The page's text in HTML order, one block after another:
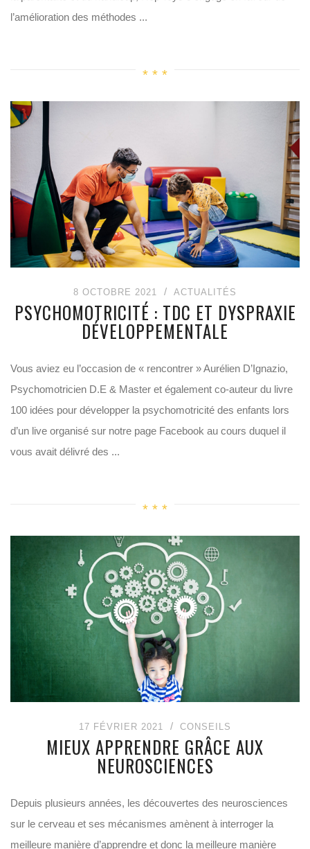
l’amélioration des méthodes ...
8 OCTOBRE 2021 ACTUALITÉS
PSYCHOMOTRICITÉ : TDC ET DYSPRAXIE
DÉVELOPPEMENTALE
Vous aviez eu l’occasion de « rencontrer » Aurélien D’Ignazio,
Psychomotricien D.E & Master et également co-auteur du livre
100 idées pour développer la psychomotricité des enfants lors
d’un live organisé sur notre page Facebook au cours duquel il
vous avait délivré des ...
17 FÉVRIER 2021 CONSEILS
MIEUX APPRENDRE GRÂCE AUX
NEUROSCIENCES
Depuis plusieurs années, les découvertes des neurosciences
sur le cerveau et ses mécanismes amènent à interroger la
meilleure manière d’apprendre et donc la meilleure manière